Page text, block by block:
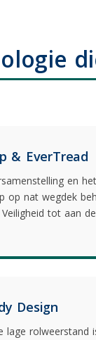
& EverTread
en
op nat wegdek
tot aan
Design
lage rolweerstand